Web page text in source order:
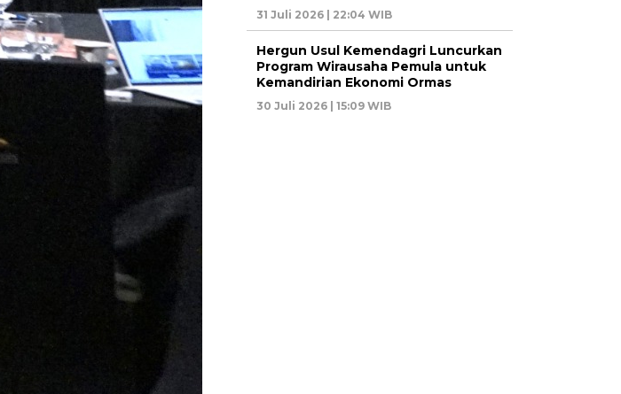
31 Juli 2026 | 22:04 WIB
Hergun Usul Kemendagri Luncurkan
Program Wirausaha Pemula untuk
Kemandirian Ekonomi Ormas
30 Juli 2026 | 15:09 WIB